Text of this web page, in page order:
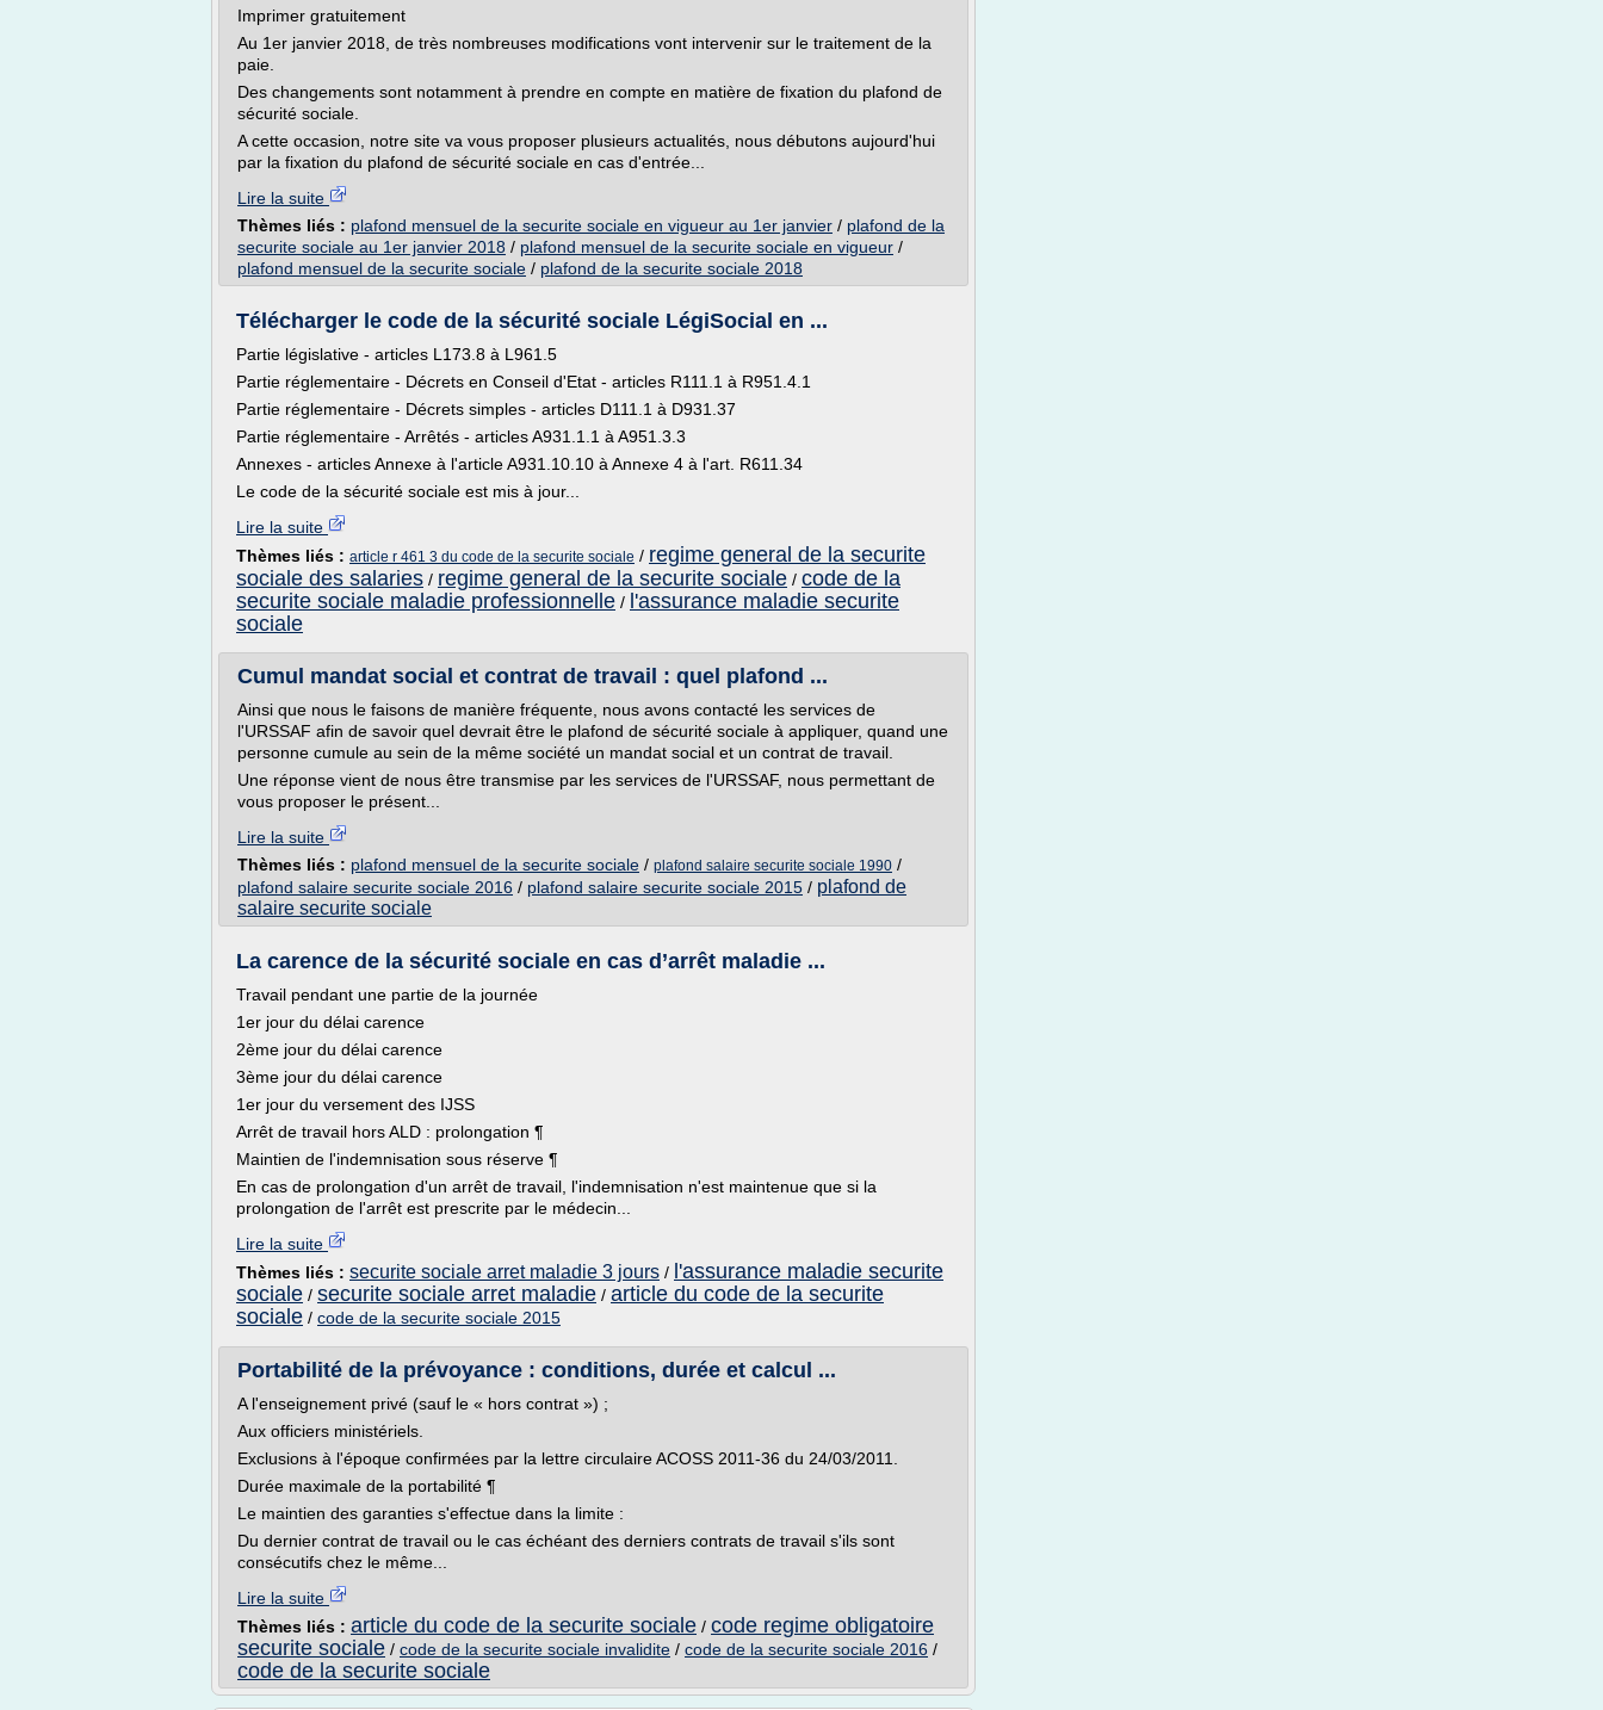
Imprimer gratuitement
Au 1er janvier 2018, de très nombreuses modifications vont intervenir sur le traitement de la
paie.
Des changements sont notamment à prendre en compte en matière de fixation du plafond de
sécurité sociale.
A cette occasion, notre site va vous proposer plusieurs actualités, nous débutons aujourd'hui
par la fixation du plafond de sécurité sociale en cas d'entrée...
Lire la suite
Thèmes liés : plafond mensuel de la securite sociale en vigueur au 1er janvier / plafond de la
securite sociale au 1er janvier 2018 / plafond mensuel de la securite sociale en vigueur /
plafond mensuel de la securite sociale / plafond de la securite sociale 2018
Télécharger le code de la sécurité sociale LégiSocial en ...
Partie législative - articles L173.8 à L961.5
Partie réglementaire - Décrets en Conseil d'Etat - articles R111.1 à R951.4.1
Partie réglementaire - Décrets simples - articles D111.1 à D931.37
Partie réglementaire - Arrêtés - articles A931.1.1 à A951.3.3
Annexes - articles Annexe à l'article A931.10.10 à Annexe 4 à l'art. R611.34
Le code de la sécurité sociale est mis à jour...
Lire la suite
Thèmes liés : article r 461 3 du code de la securite sociale / regime general de la securite
sociale des salaries / regime general de la securite sociale / code de la
securite sociale maladie professionnelle / l'assurance maladie securite
sociale
Cumul mandat social et contrat de travail : quel plafond ...
Ainsi que nous le faisons de manière fréquente, nous avons contacté les services de
l'URSSAF afin de savoir quel devrait être le plafond de sécurité sociale à appliquer, quand une
personne cumule au sein de la même société un mandat social et un contrat de travail.
Une réponse vient de nous être transmise par les services de l'URSSAF, nous permettant de
vous proposer le présent...
Lire la suite
Thèmes liés : plafond mensuel de la securite sociale / plafond salaire securite sociale 1990 /
plafond salaire securite sociale 2016 / plafond salaire securite sociale 2015 / plafond de
salaire securite sociale
La carence de la sécurité sociale en cas d’arrêt maladie ...
Travail pendant une partie de la journée
1er jour du délai carence
2ème jour du délai carence
3ème jour du délai carence
1er jour du versement des IJSS
Arrêt de travail hors ALD : prolongation ¶
Maintien de l'indemnisation sous réserve ¶
En cas de prolongation d'un arrêt de travail, l'indemnisation n'est maintenue que si la
prolongation de l'arrêt est prescrite par le médecin...
Lire la suite
Thèmes liés : securite sociale arret maladie 3 jours / l'assurance maladie securite
sociale / securite sociale arret maladie / article du code de la securite
sociale / code de la securite sociale 2015
Portabilité de la prévoyance : conditions, durée et calcul ...
A l'enseignement privé (sauf le « hors contrat ») ;
Aux officiers ministériels.
Exclusions à l'époque confirmées par la lettre circulaire ACOSS 2011-36 du 24/03/2011.
Durée maximale de la portabilité ¶
Le maintien des garanties s'effectue dans la limite :
Du dernier contrat de travail ou le cas échéant des derniers contrats de travail s'ils sont
consécutifs chez le même...
Lire la suite
Thèmes liés : article du code de la securite sociale / code regime obligatoire
securite sociale / code de la securite sociale invalidite / code de la securite sociale 2016 /
code de la securite sociale